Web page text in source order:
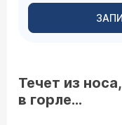
Течет из
в горле…